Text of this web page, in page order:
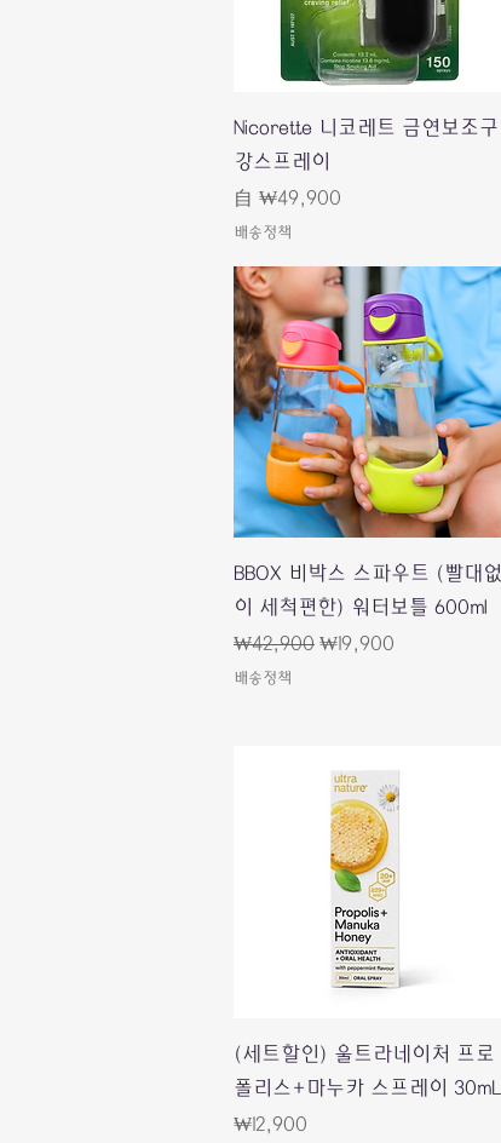
快速瀏覽
Nicorette 니코레트 금연보조구
강스프레이
自 ₩49,900
促銷價格
배송정책
快速瀏覽
BBOX 비박스 스파우트 (빨대없
이 세척편한) 워터보틀 600ml
一般價格
₩42,900 促銷價格
₩19,900
배송정책
快速瀏覽
(세트할인) 울트라네이처 프로
폴리스+마누카 스프레이 30mL
價格
₩12,900